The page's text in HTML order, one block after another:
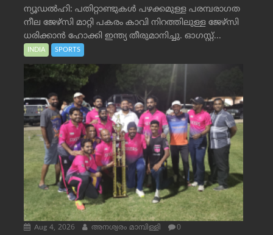
ന്യൂഡൽഹി: പതിറ്റാണ്ടുകൾ പഴക്കമുള്ള പരമ്പരാഗത
നീല ജേഴ്‌സി മാറ്റി പകരം കാവി നിറത്തിലുള്ള ജേഴ്‌സി
ധരിക്കാൻ ഹോക്കി ഇന്ത്യ തീരുമാനിച്ചു. ഓഗസ്റ്റ്...
INDIA SPORTS
Aug 4, 2026 അനശ്വരം മാമ്പിള്ളി 0